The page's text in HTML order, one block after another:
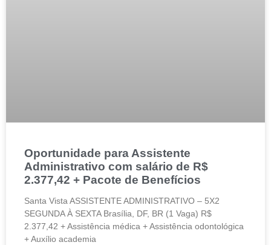
Oportunidade para Assistente
Administrativo com salário de R$
2.377,42 + Pacote de Benefícios
Santa Vista ASSISTENTE ADMINISTRATIVO – 5X2
SEGUNDA À SEXTA Brasília, DF, BR (1 Vaga) R$
2.377,42 + Assistência médica + Assistência odontológica
+ Auxílio academia